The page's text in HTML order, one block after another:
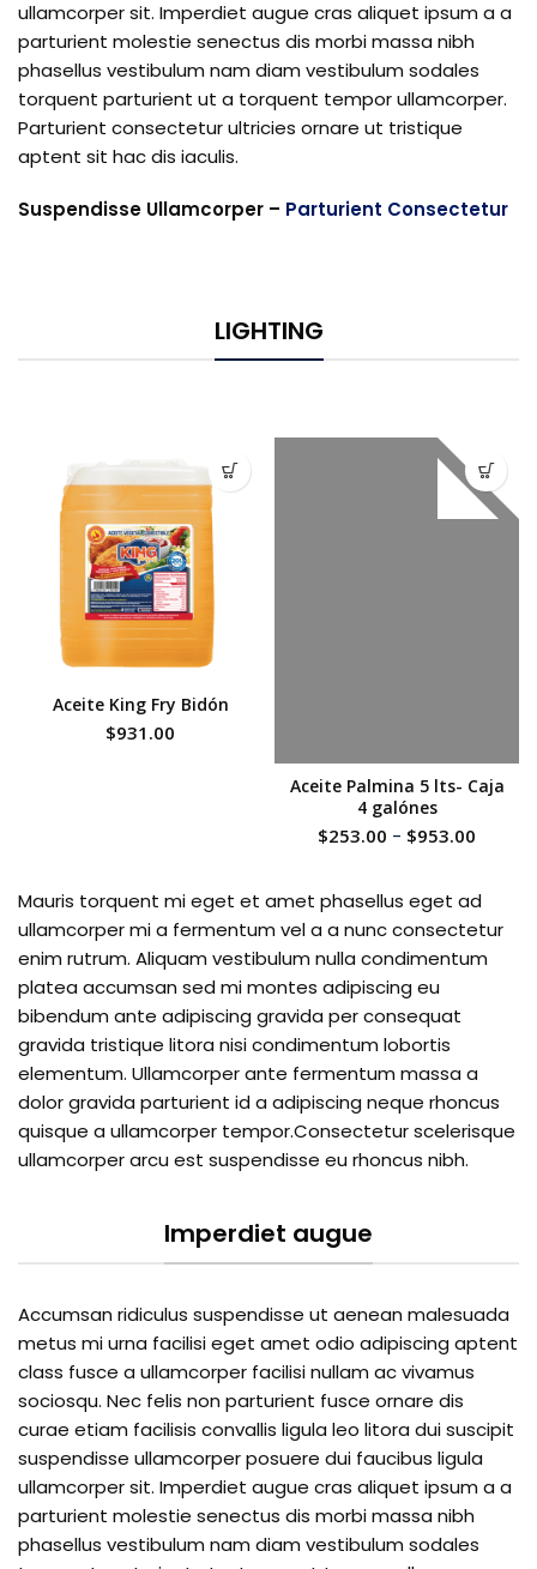
ullamcorper sit. Imperdiet augue cras aliquet ipsum a a
parturient molestie senectus dis morbi massa nibh
phasellus vestibulum nam diam vestibulum sodales
torquent parturient ut a torquent tempor ullamcorper.
Parturient consectetur ultricies ornare ut tristique
aptent sit hac dis iaculis.
Suspendisse Ullamcorper – Parturient Consectetur
LIGHTING
Aceite King Fry Bidón
$931.00
Aceite Palmina 5 lts- Caja
4 galónes
$253.00 - $953.00
Mauris torquent mi eget et amet phasellus eget ad
ullamcorper mi a fermentum vel a a nunc consectetur
enim rutrum. Aliquam vestibulum nulla condimentum
platea accumsan sed mi montes adipiscing eu
bibendum ante adipiscing gravida per consequat
gravida tristique litora nisi condimentum lobortis
elementum. Ullamcorper ante fermentum massa a
dolor gravida parturient id a adipiscing neque rhoncus
quisque a ullamcorper tempor.Consectetur scelerisque
ullamcorper arcu est suspendisse eu rhoncus nibh.
Imperdiet augue
Accumsan ridiculus suspendisse ut aenean malesuada
metus mi urna facilisi eget amet odio adipiscing aptent
class fusce a ullamcorper facilisi nullam ac vivamus
sociosqu. Nec felis non parturient fusce ornare dis
curae etiam facilisis convallis ligula leo litora dui suscipit
suspendisse ullamcorper posuere dui faucibus ligula
ullamcorper sit. Imperdiet augue cras aliquet ipsum a a
parturient molestie senectus dis morbi massa nibh
phasellus vestibulum nam diam vestibulum sodales